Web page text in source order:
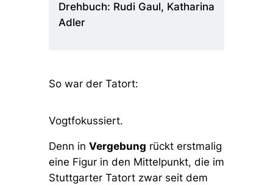
Drehbuch: Rudi Gaul, Katharina
Adler
So war der Tatort:
Vogtfokussiert.
Denn in Vergebung rückt erstmalig
eine Figur in den Mittelpunkt, die im
Stuttgarter Tatort zwar seit dem